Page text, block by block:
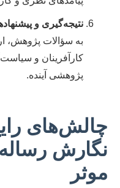
نتیجه‌گیری و
به سؤالات پژوهش،
کارآفرینان و
پژوهشی آینده.
چالش‌های
نگارش
موثر